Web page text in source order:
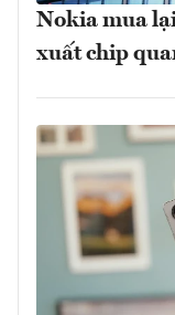
Nokia mua
xuất chip